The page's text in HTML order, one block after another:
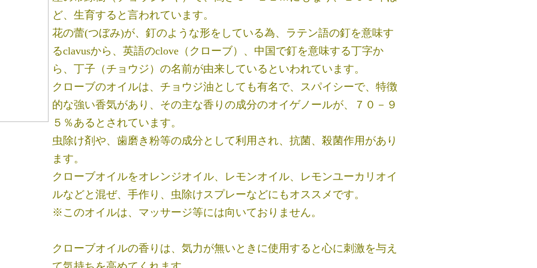
ど、生育すると言われています。
花の蕾(つぼみ)が、釘のような形をしている為、ラテン語の釘を意味す
るclavusから、英語のclove（クローブ）、中国で釘を意味する丁字か
ら、丁子（チョウジ）の名前が由来しているといわれています。
クローブのオイルは、チョウジ油としても有名で、スパイシーで、特徴
的な強い香気があり、その主な香りの成分のオイゲノールが、７０－９
５％あるとされています。
虫除け剤や、歯磨き粉等の成分として利用され、抗菌、殺菌作用があり
ます。
クローブオイルをオレンジオイル、レモンオイル、レモンユーカリオイ
ルなどと混ぜ、手作り、虫除けスプレーなどにもオススメです。
※このオイルは、マッサージ等には向いておりません。
クローブオイルの香りは、気力が無いときに使用すると心に刺激を与え